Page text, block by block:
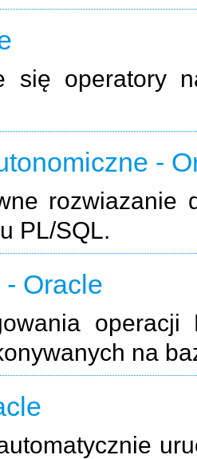
się operatory
-
rozwiazanie
PL/SQL.
Oracle
operacji
na